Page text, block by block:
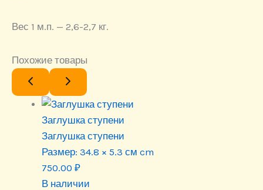
Вес 1 м.п. — 2,6-2,7 кг.
Похожие товары
Заглушка ступени
Заглушка ступени
Размер: 34.8 × 5.3 см cm
750.00 ₽
В наличии